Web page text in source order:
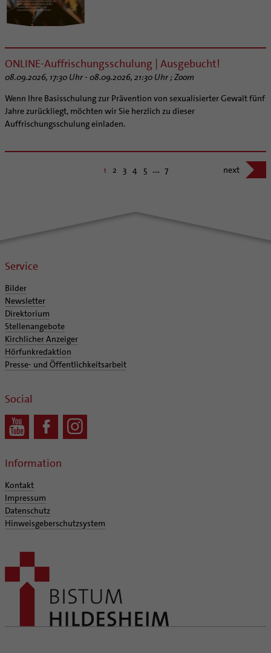
ONLINE-Auffrischungsschulung | Ausgebucht!
08.09.2026, 17:30 Uhr - 08.09.2026, 21:30 Uhr ; Zoom
Wenn Ihre Basisschulung zur Prävention von sexualisierter Gewalt fünf
Jahre zurückliegt, möchten wir Sie herzlich zu dieser
Auffrischungsschulung einladen.
1 2 3 4 5 .... 7 next
Service
Bilder
Newsletter
Direktorium
Stellenangebote
Kirchlicher Anzeiger
Hörfunkredaktion
Presse- und Öffentlichkeitsarbeit
Social
Information
Kontakt
Impressum
Datenschutz
Hinweisgeberschutzsystem